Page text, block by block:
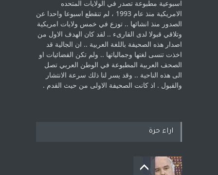
اسبوعية مطبوعة تصدر في الولايات المتحده
الامريكية منذ عام 1993 ، لم ‏تنقطع اسبوعا واحدا عن
الصدور منذ انشائها .. توزع في خمس ولايات امريكية
‏وتلاقي قبولا لدى القارىء ..‏ لقد كان الهدف الاول من
اصدار هذه الصحيفة باللغة العربية .. ان الجالية قد
اخذت ‏تنسى لغتها وجمالياتها .. ولم تكن الفضائيات او
الصحف العربية المطبوعة في الوطن ‏العربي تصل
الى هذه الناحية .. وقد يسر لنا ذلك سرعة الانتشار
والقبول . اذ كانت ‏الصحيفة الاولى من حيث القدم . ‏
اراء حرة